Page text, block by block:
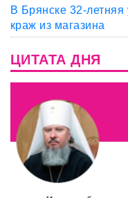
В Брянске 32-летняя
краж из магазина
ЦИТАТА ДНЯ